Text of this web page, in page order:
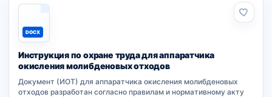
DOCX
Инструкция по охране труда для аппаратчика
окисления молибденовых отходов
Документ (ИОТ) для аппаратчика окисления молибденовых
отходов разработан согласно правилам и нормативному акту